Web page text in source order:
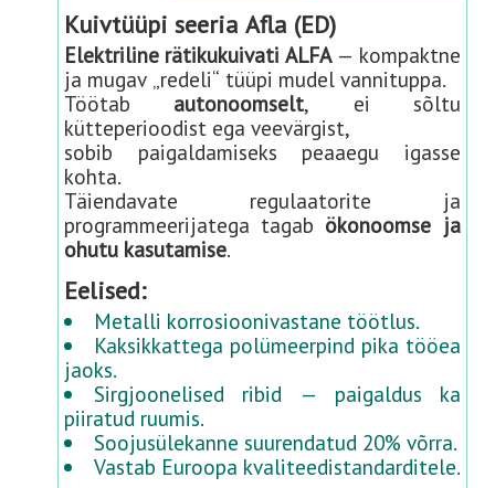
PANEELAED 3D- 2D
BEEBITOOTED
KAUBAD LEMMIKLOOMADELE
c
t
i
v
t
a
)
Kuivtüüpi seeria Afla (ED)
Elektriline rätikukuivati ALFA— kompaktne
ja mugav „redeli“ tüüpi mudel vannituppa.
Töötab autonoomselt, ei sõltu
kütteperioodist ega veevärgist,
sobib paigaldamiseks peaaegu igasse
kohta.
Täiendavate regulaatorite ja
programmeerijatega tagab ökonoomse ja
ohutu kasutamise.
Eelised:
Metalli korrosioonivastane töötlus.
Kaksikkattega polümeerpind pika tööea
jaoks.
Sirgjoonelised ribid — paigaldus ka
piiratud ruumis.
Soojusülekanne suurendatud 20% võrra.
Vastab Euroopa kvaliteedistandarditele.